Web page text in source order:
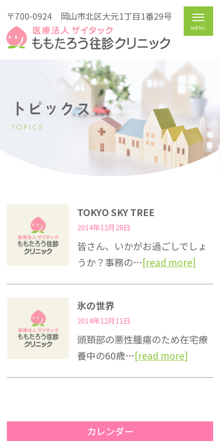
〒700-0924 岡山市北区大元1丁目1番29号
トピックス
TOPICS
TOKYO SKY TREE
2014年12月28日
皆さん、いかがお過ごしでしょ
うか？事務の…[read more]
氷の世界
2014年12月11日
頭頚部の悪性腫瘍のため在宅療
養中の60歳…[read more]
カレンダー